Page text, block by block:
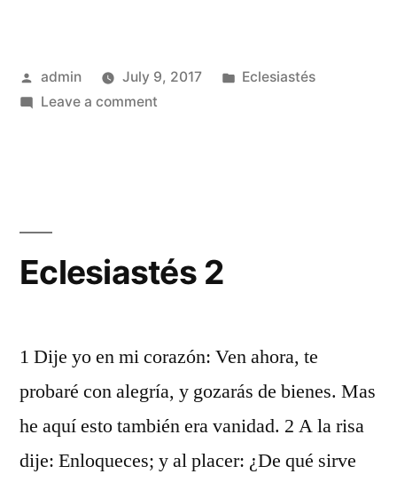
Posted
by
admin July 9, 2017
Posted
Eclesiastés
Leave a commenton
Eclesiastés 2
1 Dije yo en mi corazón: Ven ahora, te
probaré con alegría, y gozarás de bienes. Mas
he aquí esto también era vanidad. 2 A la risa
dije: Enloqueces; y al placer: ¿De qué sirve